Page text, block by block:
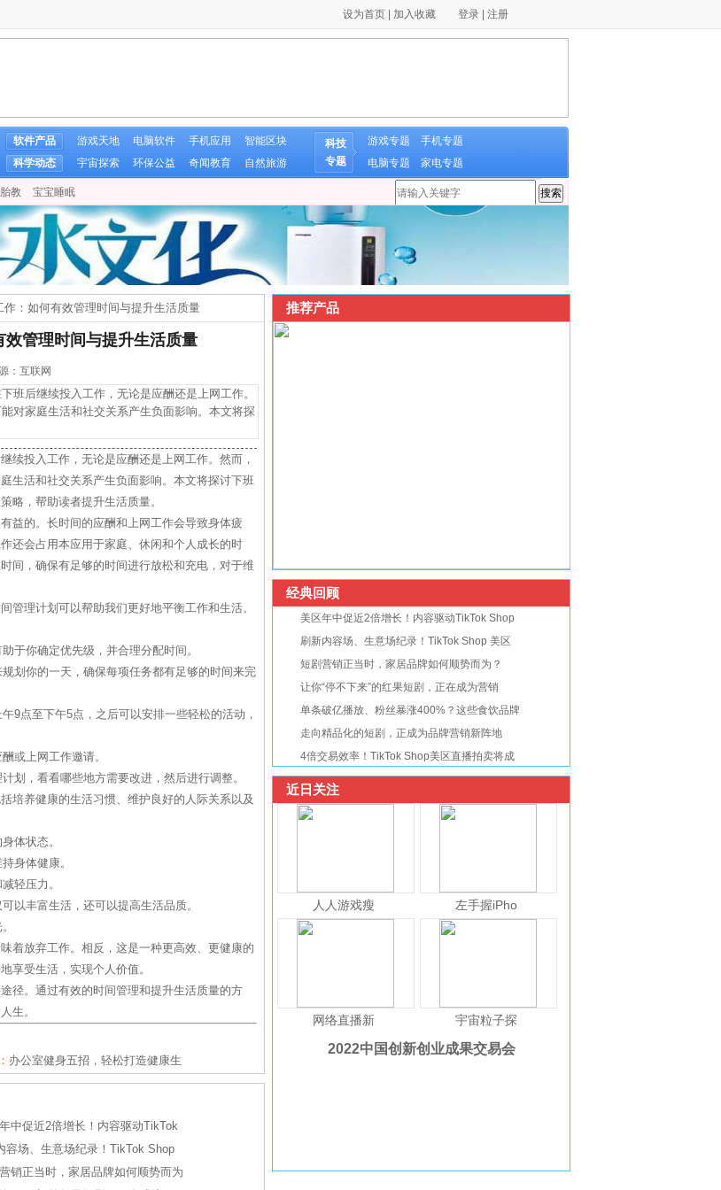
设为首页 加入收藏 登录 注册
软件产品 游戏天地 电脑软件 手机应用
智能区块
科学动态
宇宙探索 环保公益 奇闻教育 自然旅游
科技
专题
游戏专题
手机专题
电脑专题
家电专题
胎教 宝宝睡眠
：如何有效管理时间与提升生活质量
管理时间与提升生活质量
：互联网
后继续投入工作，无论是应酬还是上网工作。
对家庭生活和社交关系产生负面影响。本文将探
续投入工作，无论是应酬还是上网工作。然而，
生活和社交关系产生负面影响。本文将探讨下班
略，帮助读者提升生活质量。
益的。长时间的应酬和上网工作会导致身体疲
还会占用本应用于家庭、休闲和个人成长的时
间，确保有足够的时间进行放松和充电，对于维
管理计划可以帮助我们更好地平衡工作和生活。
于你确定优先级，并合理分配时间。
划你的一天，确保每项任务都有足够的时间来完
9点至下午5点，之后可以安排一些轻松的活动，
或上网工作邀请。
划，看看哪些地方需要改进，然后进行调整。
培养健康的生活习惯、维护良好的人际关系以及
体状态。
身体健康。
轻压力。
以丰富生活，还可以提高生活品质。
着放弃工作。相反，这是一种更高效、更健康的
享受生活，实现个人价值。
径。通过有效的时间管理和提升生活质量的方
生。
办公室健身五招，轻松打造健康生
中促近2倍增长！内容驱动TikTok
容场、生意场纪录！TikTok Shop
销正当时，家居品牌如何顺势而为
推荐产品
经典回顾
美区年中促近2倍增长！内容驱动TikTok Shop
刷新内容场、生意场纪录！TikTok Shop 美区
短剧营销正当时，家居品牌如何顺势而为？
让你“停不下来”的红果短剧，正在成为营销
单条破亿播放、粉丝暴涨400%？这些食饮品牌
走向精品化的短剧，正成为品牌营销新阵地
4倍交易效率！TikTok Shop美区直播拍卖将成
近日关注
人人游戏瘦 左手握iPho
网络直播新 宇宙粒子探
2022中国创新创业成果交易会